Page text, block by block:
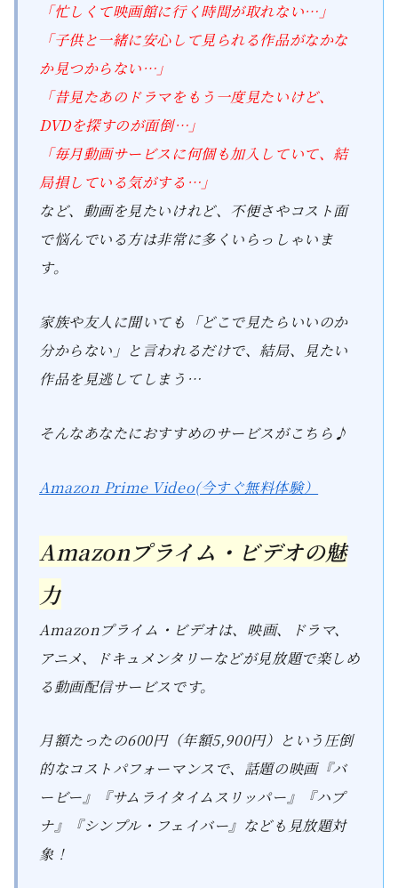
「忙しくて映画館に行く時間が取れない…」
「子供と一緒に安心して見られる作品がなかな
か見つからない…」
「昔見たあのドラマをもう一度見たいけど、
DVDを探すのが面倒…」
「毎月動画サービスに何個も加入していて、結
局損している気がする…」
など、動画を見たいけれど、不便さやコスト面
で悩んでいる方は非常に多くいらっしゃいま
す。
家族や友人に聞いても「どこで見たらいいのか
分からない」と言われるだけで、結局、見たい
作品を見逃してしまう…
そんなあなたにおすすめのサービスがこちら♪
Amazon Prime Video(今すぐ無料体験）
Amazonプライム・ビデオの魅
力
Amazonプライム・ビデオは、映画、ドラマ、
アニメ、ドキュメンタリーなどが見放題で楽しめ
る動画配信サービスです。
月額たったの600円（年額5,900円）という圧倒
的なコストパフォーマンスで、話題の映画『バ
ービー』『サムライタイムスリッパー』『ハプ
ナ』『シンプル・フェイバー』なども見放題対
象！